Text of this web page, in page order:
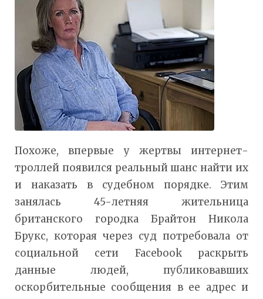
Похоже, впервые у жертвы интернет-
троллей появился реальный шанс найти их
и наказать в судебном порядке. Этим
занялась 45-летняя жительница
британского городка Брайтон Никола
Брукс, которая через суд потребовала от
социальной сети Facebook раскрыть
данные людей, публиковавших
оскорбительные сообщения в ее адрес и